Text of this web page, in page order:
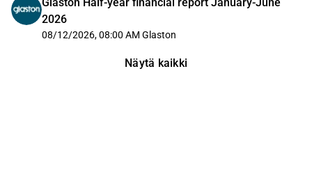
2026
08/12/2026, 08:00 AM Glaston
Näytä kaikki